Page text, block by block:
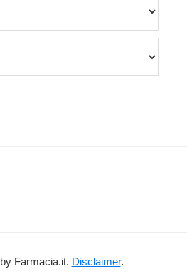
by Farmacia.it. Disclaimer.